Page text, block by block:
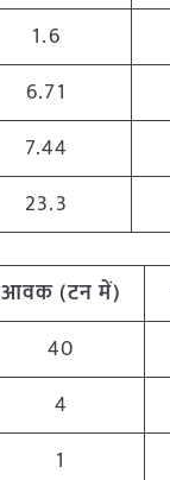
1.6
6.71
7.44
23.3
आवक (टन में)
40
4
1